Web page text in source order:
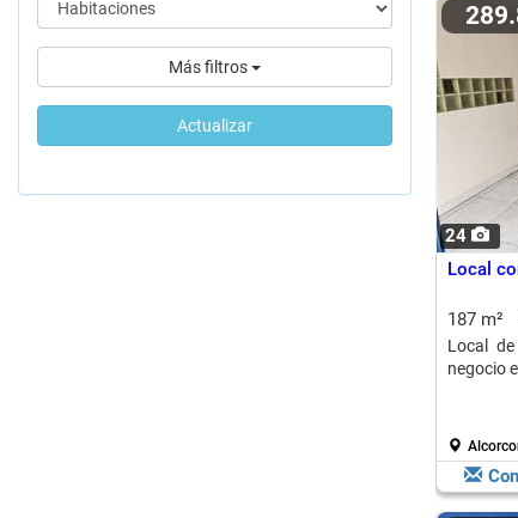
Más filtros
Actualizar
24
Local
187 m²
Local
negocio